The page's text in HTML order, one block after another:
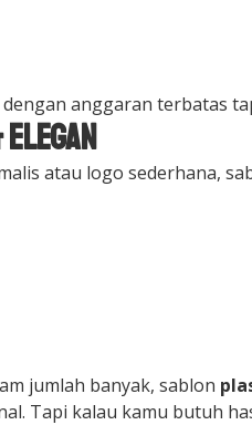
anggaran terbatas
atau logo sederhana,
jumlah banyak, sablon
Tapi kalau kamu butuh